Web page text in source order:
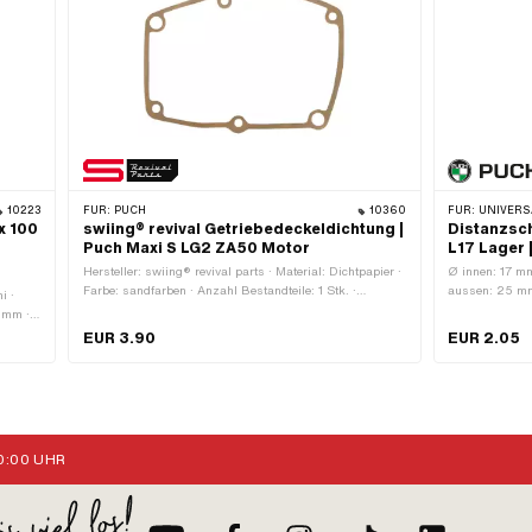
10223
100
·
·
FÜR: PUCH 10360
swiing® revival Getriebedeckeldichtung |
Puch Maxi S LG2 ZA50 Motor
Hersteller: swiing® revival parts · Material: Dichtpapier ·
Farbe: sandfarben · Anzahl Bestandteile: 1 Stk. ·
EUR 3.90
FÜR:
L17 Lager
Ø innen: 17
aussen: 25
EUR 2.05
UHR